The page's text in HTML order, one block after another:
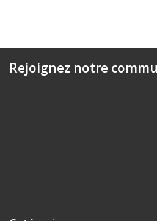
Rejoignez notre